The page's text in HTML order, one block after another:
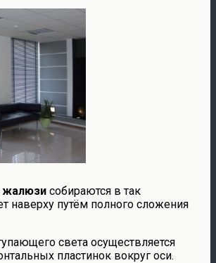
жалюзи собираются в так
наверху путём полного сложения
света осуществляется
пластинок вокруг оси.